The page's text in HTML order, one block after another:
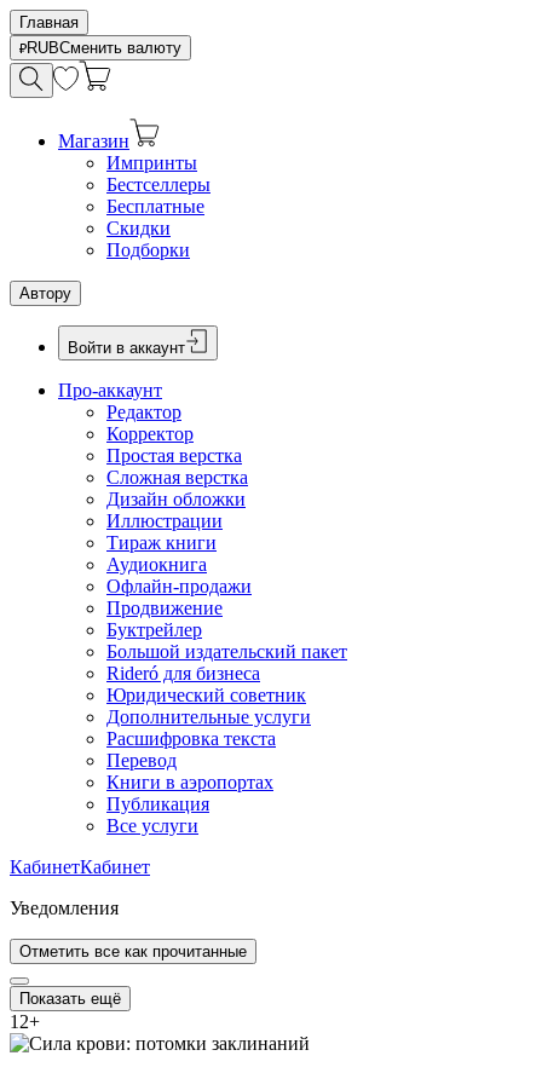
Главная
RUBСменить валюту
Магазин
Импринты
Бестселлеры
Бесплатные
Скидки
Подборки
Автору
Войти в аккаунт
Про-аккаунт
Редактор
Корректор
Простая верстка
Сложная верстка
Дизайн обложки
Иллюстрации
Тираж книги
Аудиокнига
Офлайн-продажи
Продвижение
Буктрейлер
Большой издательский пакет
Rideró для бизнеса
Юридический советник
Дополнительные услуги
Расшифровка текста
Перевод
Книги в аэропортах
Публикация
Все услуги
КабинетКабинет
Уведомления
Отметить все как прочитанные
Показать ещё
12+